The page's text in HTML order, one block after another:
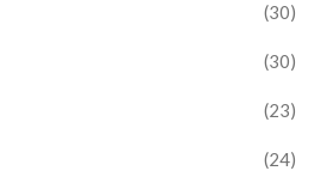
(30)
(30)
(23)
(24)